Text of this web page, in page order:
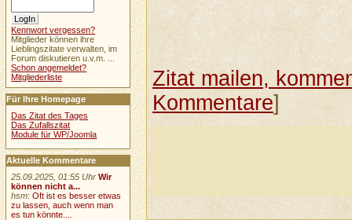
Zitat mailen,
Kommentare]
Kennwort vergessen?
Mitglieder können ihre
Lieblingszitate verwalten, im
Forum diskutieren u.v.m. ...
Schon angemeldet?
Mitgliederliste
Für Ihre Homepage
Das Zitat des Tages
Das Zufallszitat
Module für WP/Joomla
Aktuelle Kommentare
25.09.2025, 01:55 Uhr Wir
können nicht a...
hsm:Oft ist es besser etwas
zu lassen, auch wenn man
es tun könnte....